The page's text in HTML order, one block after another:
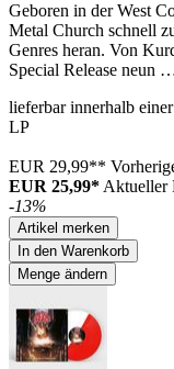
Geboren in der West
Metal Church schnell
Genres heran. Von
Special Release neun
lieferbar innerhalb
LP
EUR 29,99**
EUR 25,99* Aktueller
-13%
Artikel merken
In den Warenkorb
Menge ändern